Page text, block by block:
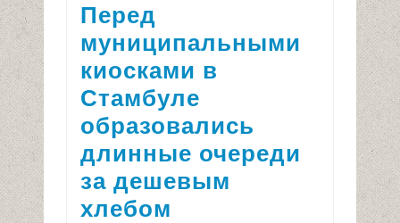
Перед
муниципальными
киосками в
Стамбуле
образовались
длинные очереди
за дешевым
хлебом